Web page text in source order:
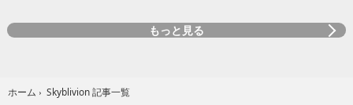
もっと見る
ホーム › Skyblivion 記事一覧